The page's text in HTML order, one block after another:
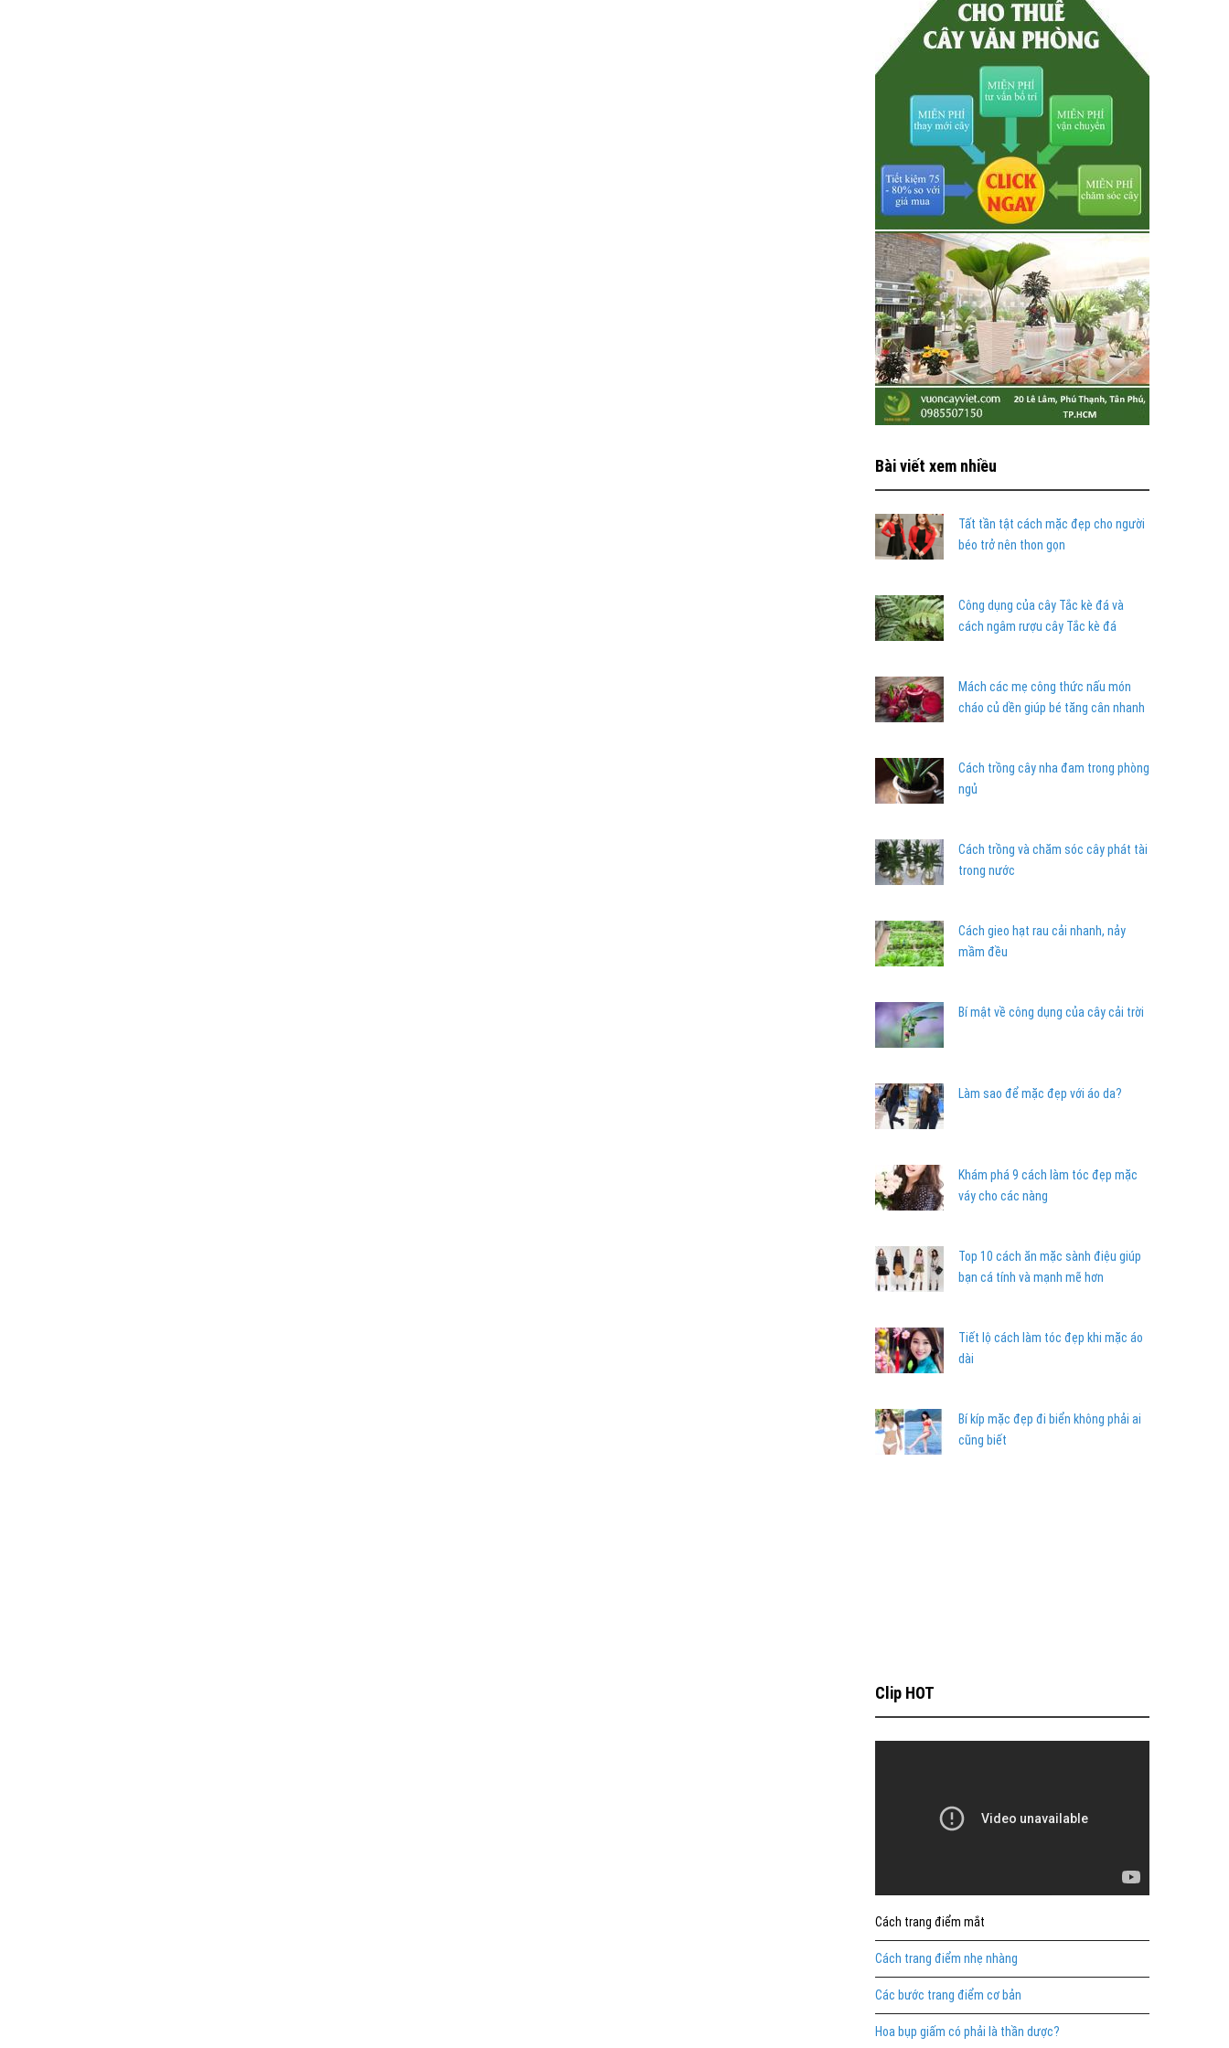
Bài viết xem nhiều
Tất tần tật cách mặc đẹp cho người
béo trở nên thon gọn
Công dụng của cây Tắc kè đá và
cách ngâm rượu cây Tắc kè đá
Mách các mẹ công thức nấu món
cháo củ dền giúp bé tăng cân nhanh
Cách trồng cây nha đam trong phòng
ngủ
Cách trồng và chăm sóc cây phát tài
trong nước
Cách gieo hạt rau cải nhanh, nảy
mầm đều
Bí mật về công dụng của cây cải trời
Làm sao để mặc đẹp với áo da?
Khám phá 9 cách làm tóc đẹp mặc
váy cho các nàng
Top 10 cách ăn mặc sành điệu giúp
bạn cá tính và mạnh mẽ hơn
Tiết lộ cách làm tóc đẹp khi mặc áo
dài
Bí kíp mặc đẹp đi biển không phải ai
cũng biết
Clip HOT
Cách trang điểm mắt
Cách trang điểm nhẹ nhàng
Các bước trang điểm cơ bản
Hoa bụp giấm có phải là thần dược?